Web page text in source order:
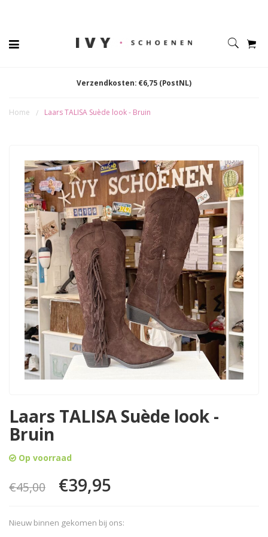
Verzendkosten: €6,75 (PostNL)
Home / Laars TALISA Suède look - Bruin
Laars TALISA Suède look -
Bruin
Op voorraad
€45,00 €39,95
Nieuw binnen gekomen bij ons: